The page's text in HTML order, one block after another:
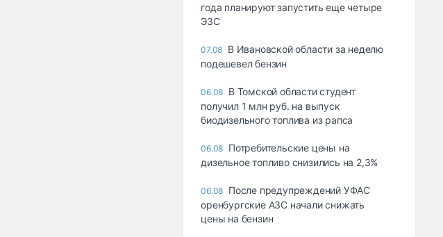
года планируют запустить еще четыре
ЭЗС
07.08 В Ивановской области за неделю
подешевел бензин
06.08 В Томской области студент
получил 1 млн руб. на выпуск
биодизельного топлива из рапса
06.08 Потребительские цены на
дизельное топливо снизились на 2,3%
06.08 После предупреждений УФАС
оренбургские АЗС начали снижать
цены на бензин